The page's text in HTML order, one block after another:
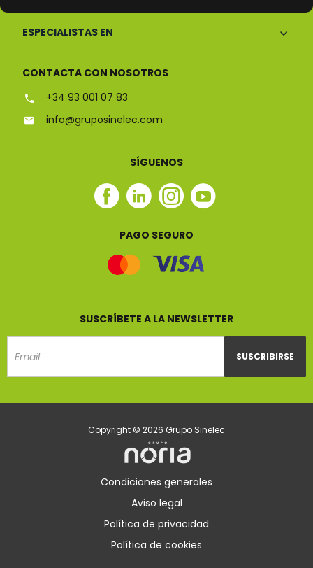
ESPECIALISTAS EN
CONTACTA CON NOSOTROS
+34 93 001 07 83
info@gruposinelec.com
SÍGUENOS
Facebook
Linkedin
Instagram
Youtube
PAGO SEGURO
SUSCRÍBETE A LA NEWSLETTER
SUSCRIBIRSE
Copyright © 2026 Grupo Sinelec
Condiciones generales
Aviso legal
Política de privacidad
Política de cookies